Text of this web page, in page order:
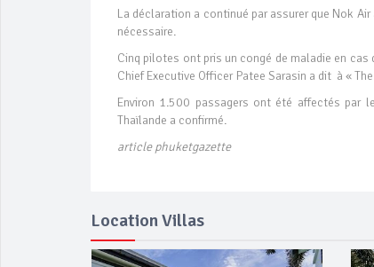
La déclaration a continué par assurer que Nok
nécessaire.
Cinq pilotes ont pris un congé de maladie en
Chief Executive Officer Patee Sarasin a dit à «
Environ 1.500 passagers ont été affectés par
Thaïlande a confirmé.
article phuketgazette
Location Villas